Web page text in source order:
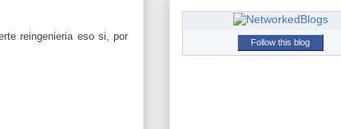
reingenieria eso si, por
Follow this blog